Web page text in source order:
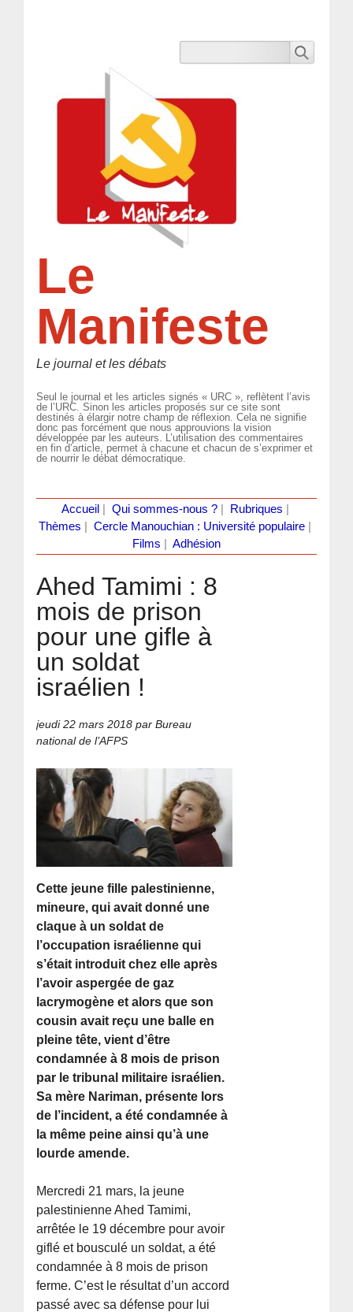
Le
Manifeste
Le journal et les débats
Seul le journal et les articles signés « URC », reflètent l’avis
de l’URC. Sinon les articles proposés sur ce site sont
destinés à élargir notre champ de réflexion. Cela ne signifie
donc pas forcément que nous approuvions la vision
développée par les auteurs. L’utilisation des commentaires
en fin d’article, permet à chacune et chacun de s’exprimer et
de nourrir le débat démocratique.
Accueil Qui sommes-nous ?| Rubriques
Thèmes
Cercle Manouchian : Université populaire
Films
Adhésion
Ahed Tamimi : 8
mois de prison
pour une gifle à
un soldat
israélien !
jeudi 22 mars 2018 par Bureau
national de l’AFPS
Cette jeune fille palestinienne,
mineure, qui avait donné une
claque à un soldat de
l’occupation israélienne qui
s’était introduit chez elle après
l’avoir aspergée de gaz
lacrymogène et alors que son
cousin avait reçu une balle en
pleine tête, vient d’être
condamnée à 8 mois de prison
par le tribunal militaire israélien.
Sa mère Nariman, présente lors
de l’incident, a été condamnée à
la même peine ainsi qu’à une
lourde amende.
Mercredi 21 mars, la jeune
palestinienne Ahed Tamimi,
arrêtée le 19 décembre pour avoir
giflé et bousculé un soldat, a été
condamnée à 8 mois de prison
ferme. C’est le résultat d’un accord
passé avec sa défense pour lui